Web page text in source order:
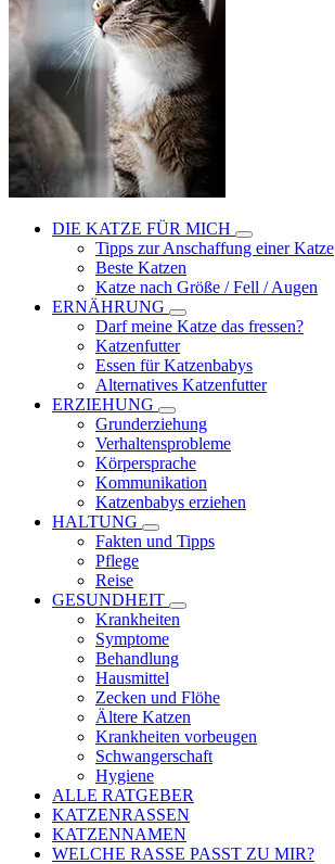
DIE KATZE FÜR MICH
Tipps zur Anschaffung einer Katze
Beste Katzen
Katze nach Größe / Fell / Augen
ERNÄHRUNG
Darf meine Katze das fressen?
Katzenfutter
Essen für Katzenbabys
Alternatives Katzenfutter
ERZIEHUNG
Grunderziehung
Verhaltensprobleme
Körpersprache
Kommunikation
Katzenbabys erziehen
HALTUNG
Fakten und Tipps
Pflege
Reise
GESUNDHEIT
Krankheiten
Symptome
Behandlung
Hausmittel
Zecken und Flöhe
Ältere Katzen
Krankheiten vorbeugen
Schwangerschaft
Hygiene
ALLE RATGEBER
KATZENRASSEN
KATZENNAMEN
WELCHE RASSE PASST ZU MIR?